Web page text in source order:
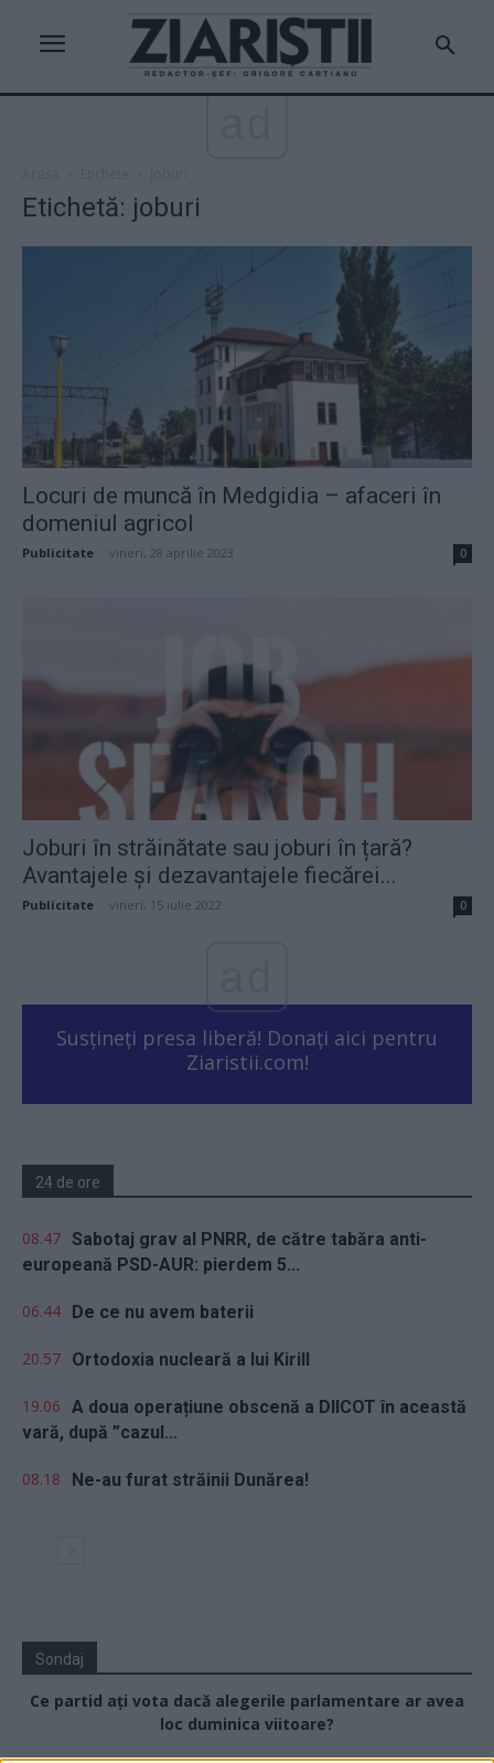
Etichetă: joburi
Locuri de muncă în Medgidia – afaceri în
domeniul agricol
Publicitate vineri, 28 aprilie 2023 0
Joburi în străinătate sau joburi în țară?
Avantajele și dezavantajele fiecărei...
Publicitate vineri, 15 iulie 2022 0
Susțineți presa liberă! Donați aici pentru
Ziaristii.com!
24 de ore
08.47 Sabotaj grav al PNRR, de către tabăra anti-
europeană PSD-AUR: pierdem 5...
06.44 De ce nu avem baterii
20.57 Ortodoxia nucleară a lui Kirill
19.06 A doua operațiune obscenă a DIICOT în această
vară, după ”cazul...
08.18 Ne-au furat străinii Dunărea!
Sondaj
Ce partid ați vota dacă alegerile parlamentare ar avea
loc duminica viitoare?